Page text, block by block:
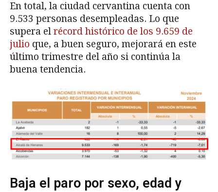
En total, la ciudad cervantina cuenta con
9.533 personas desempleadas. Lo que
supera el récord histórico de los 9.659 de
julio que, a buen seguro, mejorará en este
último trimestre del año si continúa la
buena tendencia.
Baja el paro por sexo, edad y